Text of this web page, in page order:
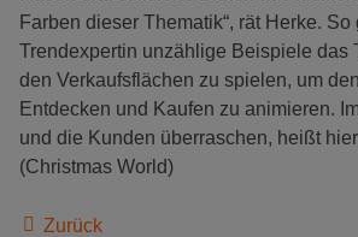
Farben dieser Thematik“, rät Herke.
Trendexpertin unzählige Beispiele das
den Verkaufsflächen zu spielen, um
Entdecken und Kaufen zu animieren.
und die Kunden überraschen, heißt
(Christmas World)
Zurück